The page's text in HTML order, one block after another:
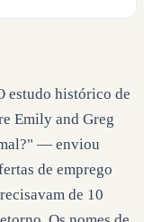
estudo histórico de
Emily and Greg
— enviou
de emprego
de 10